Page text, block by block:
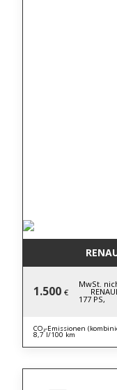
1.500 €
MwSt.
177 PS,
CO₂-Emissionen
8,7 l/100 km